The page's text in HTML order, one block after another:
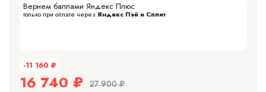
Вернем баллами Яндекс Плюс
только при оплате через Яндекс Пэй и Сплит
-11 160 ₽
16 740 ₽ 27 900 ₽